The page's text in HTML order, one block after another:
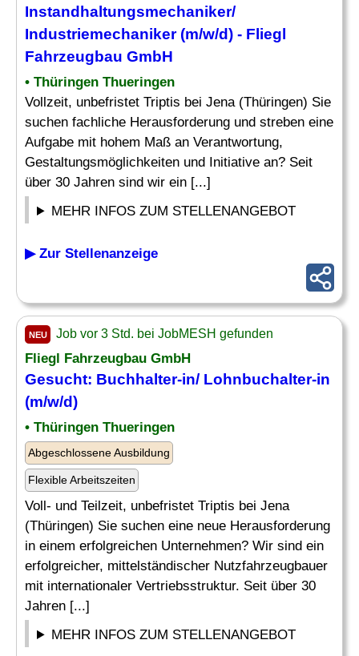
Instandhaltungsmechaniker/
Industriemechaniker (m/w/d) - Fliegl
Fahrzeugbau GmbH
• Thüringen Thueringen
Vollzeit, unbefristet Triptis bei Jena (Thüringen) Sie
suchen fachliche Herausforderung und streben eine
Aufgabe mit hohem Maß an Verantwortung,
Gestaltungsmöglichkeiten und Initiative an? Seit
über 30 Jahren sind wir ein [...]
MEHR INFOS ZUM STELLENANGEBOT
▶ Zur Stellenanzeige
NEU Job vor 3 Std. bei JobMESH gefunden
Fliegl Fahrzeugbau GmbH
Gesucht: Buchhalter-in/ Lohnbuchalter-in
(m/w/d)
• Thüringen Thueringen
Abgeschlossene Ausbildung
Flexible Arbeitszeiten
Voll- und Teilzeit, unbefristet Triptis bei Jena
(Thüringen) Sie suchen eine neue Herausforderung
in einem erfolgreichen Unternehmen? Wir sind ein
erfolgreicher, mittelständischer Nutzfahrzeugbauer
mit internationaler Vertriebsstruktur. Seit über 30
Jahren [...]
MEHR INFOS ZUM STELLENANGEBOT